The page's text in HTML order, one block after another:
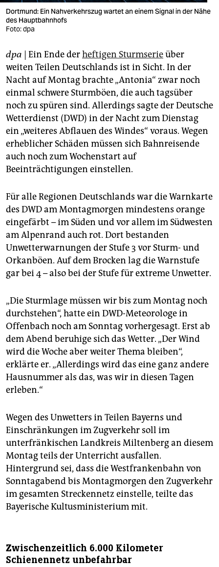
veranstaltungen
shop
fragen & hilfe
unterstützen
abo
genossenschaft
epaper login
Dortmund: Ein Nahverkehrszug wartet an einem Signal in der Nähe
des Hauptbahnhofs
Foto: dpa
dpa | Ein Ende derheftigen Sturmserieüber
weiten Teilen Deutschlands ist in Sicht. In der
Nacht auf Montag brachte „Antonia“ zwar noch
einmal schwere Sturmböen, die auch tagsüber
noch zu spüren sind. Allerdings sagte der Deutsche
Wetterdienst (DWD) in der Nacht zum Dienstag
ein „weiteres Abflauen des Windes“ voraus. Wegen
erheblicher Schäden müssen sich Bahnreisende
auch noch zum Wochenstart auf
Beeinträchtigungen einstellen.
Für alle Regionen Deutschlands war die Warnkarte
des DWD am Montagmorgen mindestens orange
eingefärbt – im Süden und vor allem im Südwesten
am Alpenrand auch rot. Dort bestanden
Unwetterwarnungen der Stufe 3 vor Sturm- und
Orkanböen. Auf dem Brocken lag die Warnstufe
gar bei 4 – also bei der Stufe für extreme Unwetter.
„Die Sturmlage müssen wir bis zum Montag noch
durchstehen“, hatte ein DWD-Meteorologe in
Offenbach noch am Sonntag vorhergesagt. Erst ab
dem Abend beruhige sich das Wetter. „Der Wind
wird die Woche aber weiter Thema bleiben“,
erklärte er. „Allerdings wird das eine ganz andere
Hausnummer als das, was wir in diesen Tagen
erleben.“
Wegen des Unwetters in Teilen Bayerns und
Einschränkungen im Zugverkehr soll im
unterfränkischen Landkreis Miltenberg an diesem
Montag teils der Unterricht ausfallen.
Hintergrund sei, dass die Westfrankenbahn von
Sonntagabend bis Montagmorgen den Zugverkehr
im gesamten Streckennetz einstelle, teilte das
Bayerische Kultusministerium mit.
Zwischenzeitlich 6.000 Kilometer
Schienennetz unbefahrbar